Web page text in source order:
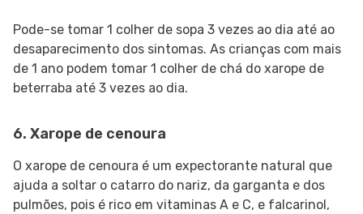
Pode-se tomar 1 colher de sopa 3 vezes ao dia até ao
desaparecimento dos sintomas. As crianças com mais
de 1 ano podem tomar 1 colher de chá do xarope de
beterraba até 3 vezes ao dia.
6. Xarope de cenoura
O xarope de cenoura é um expectorante natural que
ajuda a soltar o catarro do nariz, da garganta e dos
pulmões, pois é rico em vitaminas A e C, e falcarinol,